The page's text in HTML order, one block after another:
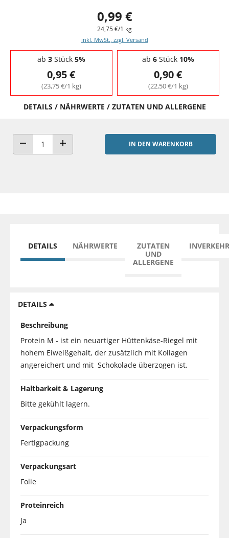
0,99 €
24,75 €/1 kg
inkl. MwSt., zzgl. Versand
Staffelpreise - Mengenrabatt
ab 3Stück 5%
0,95 €
(23,75 €/1 kg)
ab 6Stück 10%
0,90 €
(22,50 €/1 kg)
DETAILS / NÄHRWERTE / ZUTATEN UND ALLERGENE
ANZAHL VERRINGERNANZAHL ERHÖHEN
IN DEN WARENKORB
DETAILS NÄHRWERTE
ZUTATEN
UND
ALLERGENE
DETAILS
Beschreibung
Protein M - ist ein neuartiger Hüttenkäse-Riegel mit
hohem Eiweißgehalt, der zusätzlich mit Kollagen
angereichert und mit Schokolade überzogen ist.
Haltbarkeit & Lagerung
Bitte gekühlt lagern.
Verpackungsform
Fertigpackung
Verpackungsart
Folie
Proteinreich
Ja